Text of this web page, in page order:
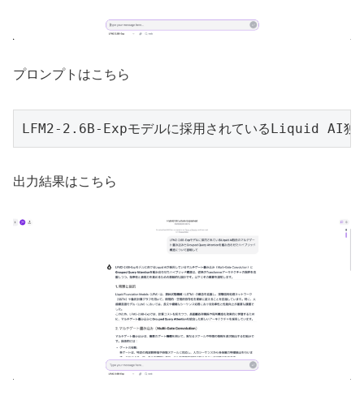
プロンプトはこちら
LFM2-2.6B-Expモデルに採用されているLiquid AI独
出力結果はこちら